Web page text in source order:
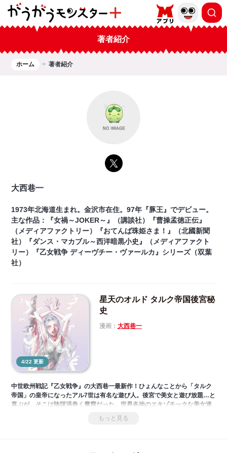
著者紹介
ホーム 著者紹介
大西巷一
1973年北海道生まれ。金沢市在住。97年『豚王』でデビュー。
主な作品：『女禍～JOKER～』（講談社）『曹操孟徳正伝』
（メディアファクトリー）『おてんば珠姫さま！』（北國新聞
社）『ダンス・マカブル～西洋暗黒小史』（メディアファクト
リー）『乙女戦争 ディーヴチー・ヴァールカ』シリーズ（双葉
社）
4/22 更新
星天のオルド タルク帝国後宮秘
史
漫画： 大西巷一
中世欧州戦記『乙女戦争』の大西巷一最新作！ひょんなことから「タルク
帝国」の皇帝になったアル7世は有名な遊び人。後宮で美女と遊び放題…と
喜ぶが、そこは陰謀渦巻く魔窟だった。世界各地のエキゾチックな美女達
が次々と「刺客」としてアルとの夜伽に挑む。だが、彼女らにはそれぞれ
事情があるようで…？エロチックでおバカなハーレム伝奇ロマン！
もっと見る